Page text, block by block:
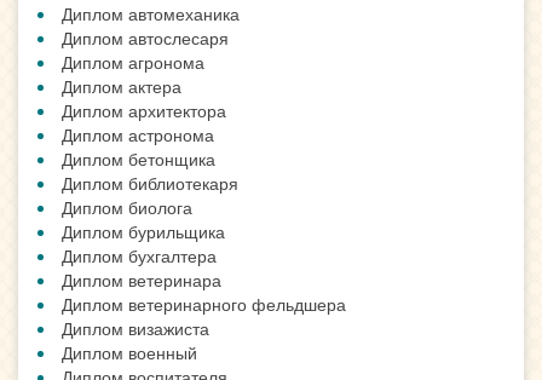
Диплом автомеханика
Диплом автослесаря
Диплом агронома
Диплом актера
Диплом архитектора
Диплом астронома
Диплом бетонщика
Диплом библиотекаря
Диплом биолога
Диплом бурильщика
Диплом бухгалтера
Диплом ветеринара
Диплом ветеринарного фельдшера
Диплом визажиста
Диплом военный